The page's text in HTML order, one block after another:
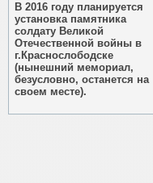
В 2016 году планируется
установка памятника
солдату Великой
Отечественной войны в
г.Краснослободске
(нынешний мемориал,
безусловно, останется на
своем месте).